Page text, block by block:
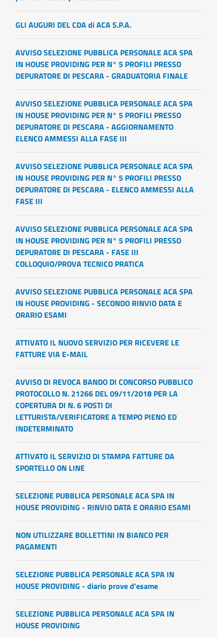
GLI AUGURI DEL CDA di ACA S.P.A.
AVVISO SELEZIONE PUBBLICA PERSONALE ACA SPA
IN HOUSE PROVIDING PER N° 5 PROFILI PRESSO
DEPURATORE DI PESCARA - GRADUATORIA FINALE
AVVISO SELEZIONE PUBBLICA PERSONALE ACA SPA
IN HOUSE PROVIDING PER N° 5 PROFILI PRESSO
DEPURATORE DI PESCARA - AGGIORNAMENTO
ELENCO AMMESSI ALLA FASE III
AVVISO SELEZIONE PUBBLICA PERSONALE ACA SPA
IN HOUSE PROVIDING PER N° 5 PROFILI PRESSO
DEPURATORE DI PESCARA - ELENCO AMMESSI ALLA
FASE III
AVVISO SELEZIONE PUBBLICA PERSONALE ACA SPA
IN HOUSE PROVIDING PER N° 5 PROFILI PRESSO
DEPURATORE DI PESCARA - FASE III
COLLOQUIO/PROVA TECNICO PRATICA
AVVISO SELEZIONE PUBBLICA PERSONALE ACA SPA
IN HOUSE PROVIDING - SECONDO RINVIO DATA E
ORARIO ESAMI
ATTIVATO IL NUOVO SERVIZIO PER RICEVERE LE
FATTURE VIA E-MAIL
AVVISO DI REVOCA BANDO DI CONCORSO PUBBLICO
PROTOCOLLO N. 21266 DEL 09/11/2018 PER LA
COPERTURA DI N. 6 POSTI DI
LETTURISTA/VERIFICATORE A TEMPO PIENO ED
INDETERMINATO
ATTIVATO IL SERVIZIO DI STAMPA FATTURE DA
SPORTELLO ON LINE
SELEZIONE PUBBLICA PERSONALE ACA SPA IN
HOUSE PROVIDING - RINVIO DATA E ORARIO ESAMI
NON UTILIZZARE BOLLETTINI IN BIANCO PER
PAGAMENTI
SELEZIONE PUBBLICA PERSONALE ACA SPA IN
HOUSE PROVIDING - diario prove d'esame
SELEZIONE PUBBLICA PERSONALE ACA SPA IN
HOUSE PROVIDING